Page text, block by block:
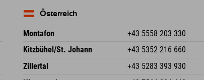
Österreich
Montafon +43 5558 203 330
Dorfstr. 127b
Österreich
Adresse speichern
Buchen
Kitzbühel/St. Johann +43 5352 216 660
Speckbacherstraße 87
Adresse speichern
Zillertal +43 5283 393 930